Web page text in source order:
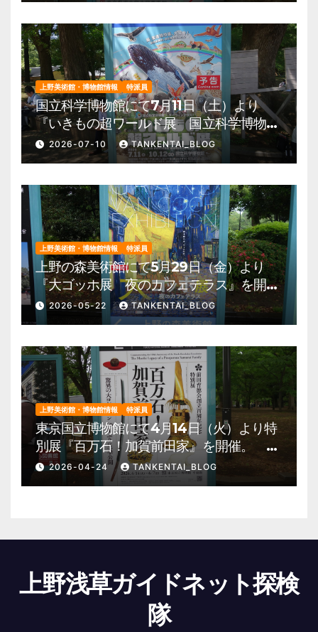
上野美術館・博物館情報 特派員
国立科学博物館にて7月11日（土）より
『いきもの超ワールド展 国立科学博物館
×ダーウィンが来た！』を開催。 上野公
園 美術館・博物館 混雑情報他
2026-07-10 TANKENTAI_BLOG
上野美術館・博物館情報 特派員
上野の森美術館にて5月29日（金）より
『大ゴッホ展 夜のカフェテラス』を開
催。 上野公園 美術館・博物館 混雑情
報他
2026-05-22 TANKENTAI_BLOG
上野美術館・博物館情報 特派員
東京国立博物館にて4月14日（火）より特
別展『百万石！加賀前田家』を開催。 上
野公園 美術館・博物館 混雑情報他
2026-04-24 TANKENTAI_BLOG
上野浅草ガイドネット探検
隊